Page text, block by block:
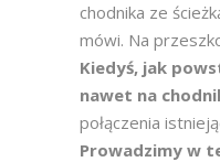
chodnika ze
mówi. Na
Kiedyś, jak
nawet na
połączenia
Prowadzimy w